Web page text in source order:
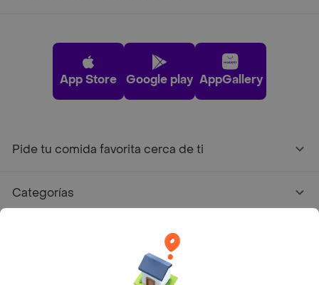
App Store Google play AppGallery
Pide tu comida favorita cerca de ti
Categorías